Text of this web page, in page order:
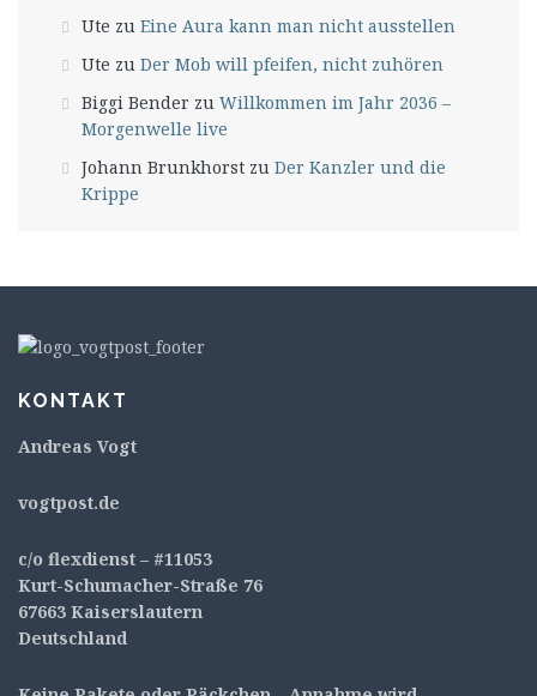
Ute zu Eine Aura kann man nicht ausstellen
Ute zu Der Mob will pfeifen, nicht zuhören
Biggi Bender zu Willkommen im Jahr 2036 –
Morgenwelle live
Johann Brunkhorst zu Der Kanzler und die
Krippe
KONTAKT
Andreas Vogt
vogtpost.de
c/o flexdienst – #11053
Kurt-Schumacher-Straße 76
67663 Kaiserslautern
Deutschland